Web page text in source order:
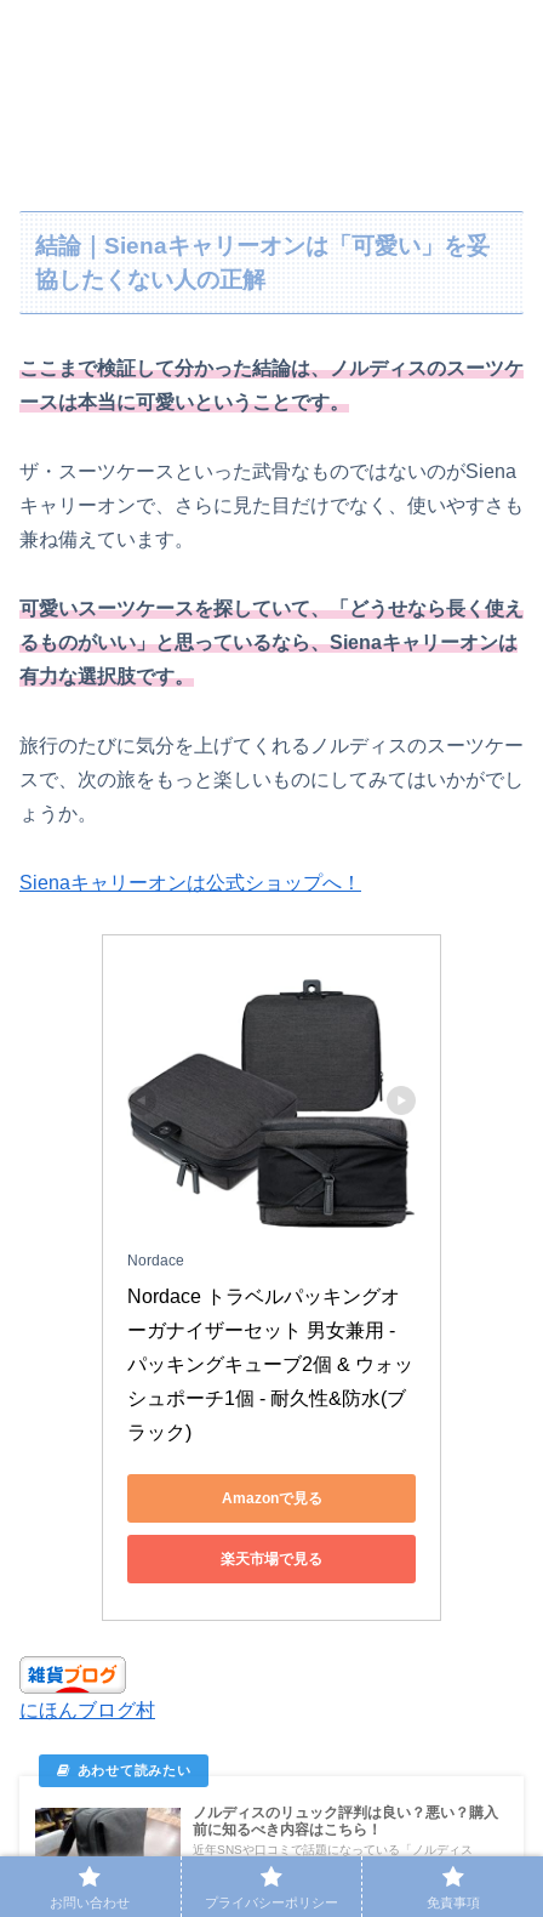
結論｜Sienaキャリーオンは「可愛い」を妥
協したくない人の正解
ここまで検証して分かった結論は、ノルディスのスーツケ
ースは本当に可愛いということです。
ザ・スーツケースといった武骨なものではないのがSiena
キャリーオンで、さらに見た目だけでなく、使いやすさも
兼ね備えています。
可愛いスーツケースを探していて、「どうせなら長く使え
るものがいい」と思っているなら、Sienaキャリーオンは
有力な選択肢です。
旅行のたびに気分を上げてくれるノルディスのスーツケー
スで、次の旅をもっと楽しいものにしてみてはいかがでし
ょうか。
Sienaキャリーオンは公式ショップへ！
Nordace
Nordace トラベルパッキングオ
ーガナイザーセット 男女兼用 -
パッキングキューブ2個 & ウォッ
シュポーチ1個 - 耐久性&防水(ブ
ラック)
Amazonで見る
楽天市場で見る
にほんブログ村
ノルディスのリュック評判は良い？悪い？購入
前に知るべき内容はこちら！
近年SNSや口コミで話題になっている「ノルディス
（Nordace）」のリュックをご存じでしょうか。シンプル
でおしゃれな北...
yossilog.com
お問い合わせ プライバシーポリシー 免責事項